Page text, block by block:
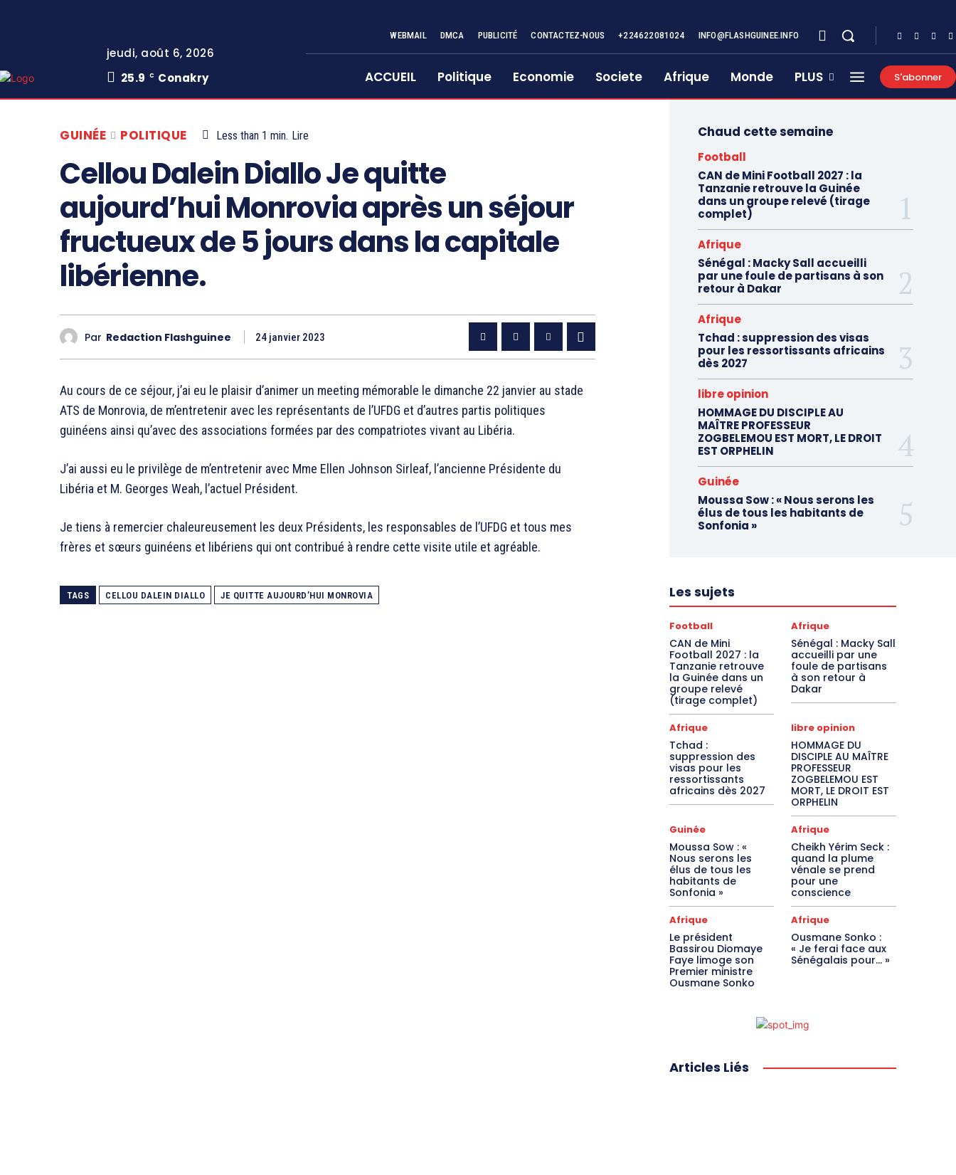
jeudi, août 6, 2026
25.9
C Conakry
WEBMAIL DMCA PUBLICITÉ CONTACTEZ-NOUS +224622081024 INFO@FLASHGUINEE.INFO
ACCUEIL Politique Economie Societe Afrique Monde PLUS S'abonner
GUINÉE POLITIQUE Less than 1 min. Lire
Cellou Dalein Diallo Je quitte
aujourd’hui Monrovia après un séjour
fructueux de 5 jours dans la capitale
libérienne.
Par Redaction Flashguinee 24 janvier 2023
Au cours de ce séjour, j’ai eu le plaisir d’animer un meeting mémorable le dimanche 22 janvier au stade
ATS de Monrovia, de m’entretenir avec les représentants de l’UFDG et d’autres partis politiques
guinéens ainsi qu’avec des associations formées par des compatriotes vivant au Libéria.
J’ai aussi eu le privilège de m’entretenir avec Mme Ellen Johnson Sirleaf, l’ancienne Présidente du
Libéria et M. Georges Weah, l’actuel Président.
Je tiens à remercier chaleureusement les deux Présidents, les responsables de l’UFDG et tous mes
frères et sœurs guinéens et libériens qui ont contribué à rendre cette visite utile et agréable.
TAGS CELLOU DALEIN DIALLO JE QUITTE AUJOURD’HUI MONROVIA
Chaud cette semaine
Football
CAN de Mini Football 2027 : la
Tanzanie retrouve la Guinée
dans un groupe relevé (tirage
complet)
Afrique
Sénégal : Macky Sall accueilli
par une foule de partisans à son
retour à Dakar
Afrique
Tchad : suppression des visas
pour les ressortissants africains
dès 2027
libre opinion
HOMMAGE DU DISCIPLE AU
MAÎTRE PROFESSEUR
ZOGBELEMOU EST MORT, LE DROIT
EST ORPHELIN
Guinée
Moussa Sow : « Nous serons les
élus de tous les habitants de
Sonfonia »
Les sujets
Football
CAN de Mini
Football 2027 : la
Tanzanie retrouve
la Guinée dans un
groupe relevé
(tirage complet)
Afrique
Sénégal : Macky Sall
accueilli par une
foule de partisans
à son retour à
Dakar
Afrique
Tchad :
suppression des
visas pour les
ressortissants
africains dès 2027
libre opinion
HOMMAGE DU
DISCIPLE AU MAÎTRE
PROFESSEUR
ZOGBELEMOU EST
MORT, LE DROIT EST
ORPHELIN
Guinée
Moussa Sow : «
Nous serons les
élus de tous les
habitants de
Sonfonia »
Afrique
Cheikh Yérim Seck :
quand la plume
vénale se prend
pour une
conscience
Afrique
Le président
Bassirou Diomaye
Faye limoge son
Premier ministre
Ousmane Sonko
Afrique
Ousmane Sonko :
« Je ferai face aux
Sénégalais pour… »
Articles Liés